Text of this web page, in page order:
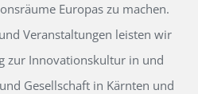
Europas zu machen.
Veranstaltungen leisten wir
zur Innovationskultur in und
Gesellschaft in Kärnten und